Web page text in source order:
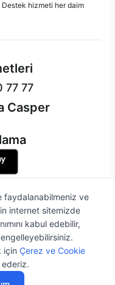
TL %2
hizmeti her daim
77 77
Casper
TikTok
A.Ş. Tüm Hakları Saklıdır
faydalanabilmeniz ve
internet sitemizde
kabul edebilir,
için Çerez ve Cookie